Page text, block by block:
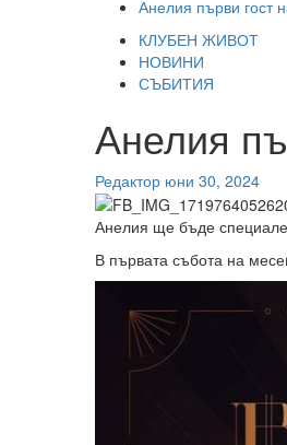
Анелия първи гост
КЛУБЕН ЖИВОТ
НОВИНИ
СЪБИТИЯ
Анелия
Редактор юни 30, 2024
Анелия ще бъде
В първата събота на